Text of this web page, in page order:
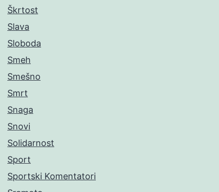
Škrtost
Slava
Sloboda
Smeh
Smešno
Smrt
Snaga
Snovi
Solidarnost
Sport
Sportski Komentatori